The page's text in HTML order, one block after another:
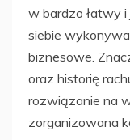
w bardzo łatwy
siebie
biznesowe.
oraz historię
rozwiązanie na
zorganizowana